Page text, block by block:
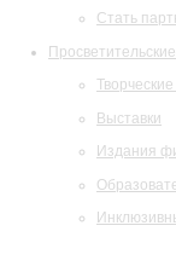
Стать
Выставки
Издания